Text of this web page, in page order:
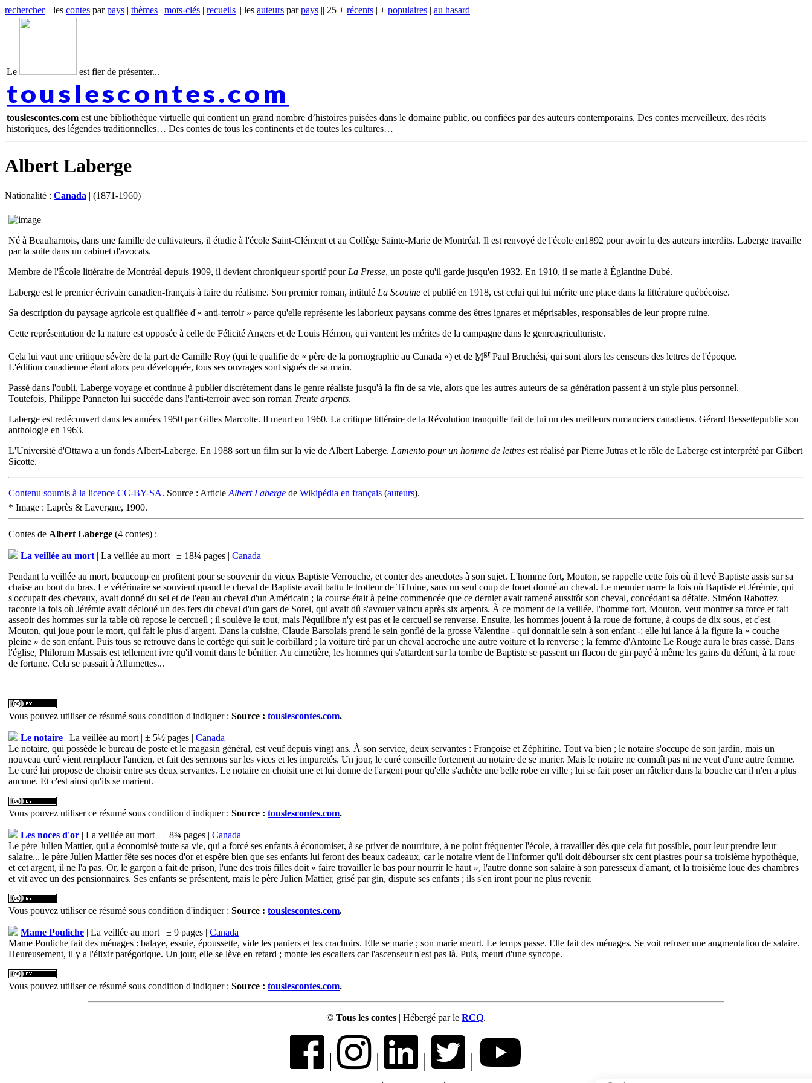
rechercher|| les contes parpays | thèmes | mots-clés | recueils || les auteurs parpays || 25 + récents | + populaires | au hasard
Le est fier de présenter...
touslescontes.com
touslescontes.com est une bibliothèque virtuelle qui contient un grand nombre d’histoires puisées dans le domaine public, ou confiées par des auteurs contemporains. Des contes merveilleux, des récits
historiques, des légendes traditionnelles… Des contes de tous les continents et de toutes les cultures
Albert Laberge
Nationalité : Canada | (1871-1960)
Né à Beauharnois, dans une famille de cultivateurs, il étudie à l'école Saint-Clément et au Collège Sainte-Marie de Montréal. Il est renvoyé de l'école en1892 pour avoir lu des auteurs interdits. Laberge travaille
par la suite dans un cabinet d'avocats.
Membre de l'École littéraire de Montréal depuis 1909, il devient chroniqueur sportif pour La Presse, un poste qu'il garde jusqu'en 1932. En 1910, il se marie à Églantine Dubé.
Laberge est le premier écrivain canadien-français à faire du réalisme. Son premier roman, intitulé La Scouine et publié en 1918, est celui qui lui mérite une place dans la littérature québécoise.
Sa description du paysage agricole est qualifiée d'« anti-terroir » parce qu'elle représente les laborieux paysans comme des êtres ignares et méprisables, responsables de leur propre ruine.
Cette représentation de la nature est opposée à celle de Félicité Angers et de Louis Hémon, qui vantent les mérites de la campagne dans le genreagriculturiste.
Cela lui vaut une critique sévère de la part de Camille Roy (qui le qualifie de « père de la pornographie au Canada ») et de MgrPaul Bruchési, qui sont alors les censeurs des lettres de l'époque.
L'édition canadienne étant alors peu développée, tous ses ouvrages sont signés de sa main.
Passé dans l'oubli, Laberge voyage et continue à publier discrètement dans le genre réaliste jusqu'à la fin de sa vie, alors que les autres auteurs de sa génération passent à un style plus personnel.
Toutefois, Philippe Panneton lui succède dans l'anti-terroir avec son roman Trente arpents.
Laberge est redécouvert dans les années 1950 par Gilles Marcotte. Il meurt en 1960. La critique littéraire de la Révolution tranquille fait de lui un des meilleurs romanciers canadiens. Gérard Bessettepublie son
anthologie en 1963.
L'Université d'Ottawa a un fonds Albert-Laberge. En 1988 sort un film sur la vie de Albert Laberge. Lamento pour un homme de lettres est réalisé par Pierre Jutras et le rôle de Laberge est interprété par Gilbert
Sicotte.
Contenu soumis à la licence CC-BY-SA. Source : Article Albert Laberge de Wikipédia en français (auteurs).
* Image : Laprès & Lavergne, 1900.
Contes de Albert Laberge (4 contes) :
La veillée au mort | La veillée au mort | ± 18¼ pages | Canada
Pendant la veillée au mort, beaucoup en profitent pour se souvenir du vieux Baptiste Verrouche, et conter des anecdotes à son sujet. L'homme fort, Mouton, se rappelle cette fois où il levé Baptiste assis sur sa
chaise au bout du bras. Le vétérinaire se souvient quand le cheval de Baptiste avait battu le trotteur de TiToine, sans un seul coup de fouet donné au cheval. Le meunier narre la fois où Baptiste et Jérémie, qui
s'occupait des chevaux, avait donné du sel et de l'eau au cheval d'un Américain ; la course était à peine commencée que ce dernier avait ramené aussitôt son cheval, concédant sa défaite. Siméon Rabottez
raconte la fois où Jérémie avait décloué un des fers du cheval d'un gars de Sorel, qui avait dû s'avouer vaincu après six arpents. À ce moment de la veillée, l'homme fort, Mouton, veut montrer sa force et fait
asseoir des hommes sur la table où repose le cercueil ; il soulève le tout, mais l'équilibre n'y est pas et le cercueil se renverse. Ensuite, les hommes jouent à la roue de fortune, à coups de dix sous, et c'est
Mouton, qui joue pour le mort, qui fait le plus d'argent. Dans la cuisine, Claude Barsolais prend le sein gonflé de la grosse Valentine - qui donnait le sein à son enfant -; elle lui lance à la figure la « couche
pleine » de son enfant. Puis tous se retrouve dans le cortège qui suit le corbillard ; la voiture tiré par un cheval accroche une autre voiture et la renverse ; la femme d'Antoine Le Rouge aura le bras cassé. Dans
l'église, Philorum Massais est tellement ivre qu'il vomit dans le bénitier. Au cimetière, les hommes qui s'attardent sur la tombe de Baptiste se passent un flacon de gin payé à même les gains du défunt, à la roue
de fortune. Cela se passait à Allumettes...
Vous pouvez utiliser ce résumé sous condition d'indiquer : Source : touslescontes.com.
Le notaire | La veillée au mort | ± 5½ pages | Canada
Le notaire, qui possède le bureau de poste et le magasin général, est veuf depuis vingt ans. À son service, deux servantes : Françoise et Zéphirine. Tout va bien ; le notaire s'occupe de son jardin, mais un
nouveau curé vient remplacer l'ancien, et fait des sermons sur les vices et les impuretés. Un jour, le curé conseille fortement au notaire de se marier. Mais le notaire ne connaît pas ni ne veut d'une autre femme.
Le curé lui propose de choisir entre ses deux servantes. Le notaire en choisit une et lui donne de l'argent pour qu'elle s'achète une belle robe en ville ; lui se fait poser un râtelier dans la bouche car il n'en a plus
aucune. Et c'est ainsi qu'ils se marient.
Vous pouvez utiliser ce résumé sous condition d'indiquer : Source : touslescontes.com.
Les noces d'or | La veillée au mort | ± 8¾ pages | Canada
Le père Julien Mattier, qui a économisé toute sa vie, qui a forcé ses enfants à économiser, à se priver de nourriture, à ne point fréquenter l'école, à travailler dès que cela fut possible, pour leur prendre leur
salaire... le père Julien Mattier fête ses noces d'or et espère bien que ses enfants lui feront des beaux cadeaux, car le notaire vient de l'informer qu'il doit débourser six cent piastres pour sa troisième hypothèque,
et cet argent, il ne l'a pas. Or, le garçon a fait de prison, l'une des trois filles doit « faire travailler le bas pour nourrir le haut », l'autre donne son salaire à son paresseux d'amant, et la troisième loue des chambres
et vit avec un des pensionnaires. Ses enfants se présentent, mais le père Julien Mattier, grisé par gin, dispute ses enfants ; ils s'en iront pour ne plus revenir.
Vous pouvez utiliser ce résumé sous condition d'indiquer : Source : touslescontes.com.
Mame Pouliche | La veillée au mort | ± 9 pages | Canada
Mame Pouliche fait des ménages : balaye, essuie, époussette, vide les paniers et les crachoirs. Elle se marie ; son marie meurt. Le temps passe. Elle fait des ménages. Se voit refuser une augmentation de salaire.
Heureusement, il y a l'élixir parégorique. Un jour, elle se lève en retard ; monte les escaliers car l'ascenseur n'est pas là. Puis, meurt d'une syncope.
Vous pouvez utiliser ce résumé sous condition d'indiquer : Source : touslescontes.com.
© Tous les contes | Hébergé par le RCQ.
| | | |